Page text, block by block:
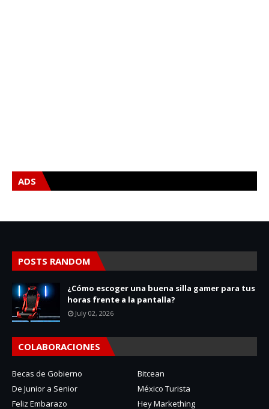
ADS
POSTS RANDOM
¿Cómo escoger una buena silla gamer para tus
horas frente a la pantalla?
July 02, 2026
COLABORACIONES
Becas de Gobierno
Bitcean
De Junior a Senior
México Turista
Feliz Embarazo
Hey Markething